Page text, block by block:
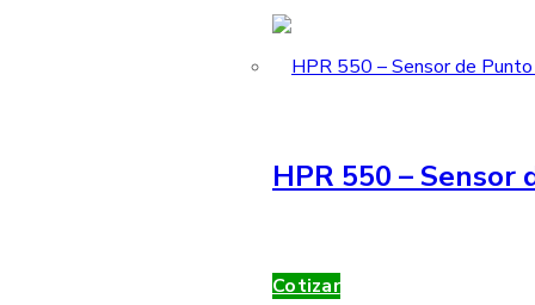
HPR 550 – Sensor
Cotizar